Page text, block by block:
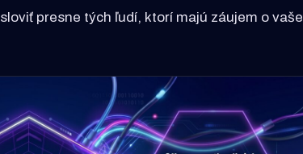
presne tých ľudí, ktorí majú záujem o vaše